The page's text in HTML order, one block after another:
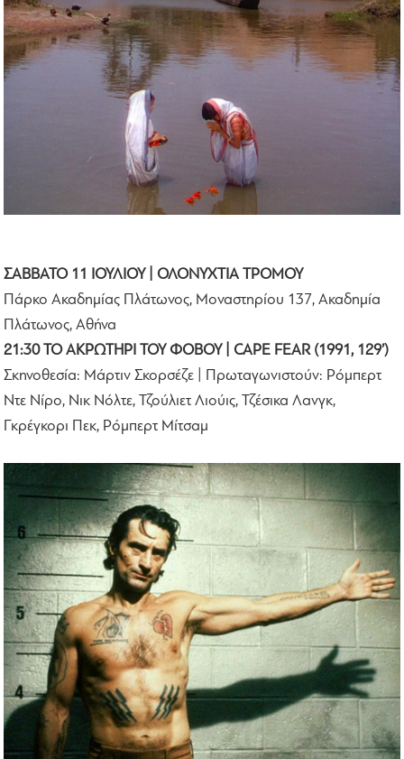
ΣΑΒΒΑΤΟ 11 ΙΟΥΛΙΟΥ | ΟΛΟΝΥΧΤΙΑ ΤΡΟΜΟΥ
Πάρκο Ακαδημίας Πλάτωνος, Μοναστηρίου 137, Ακαδημία
Πλάτωνος, Αθήνα
21:30 ΤΟ ΑΚΡΩΤΗΡΙ ΤΟΥ ΦΟΒΟΥ | CAPE FEAR (1991, 129’)
Σκηνοθεσία: Μάρτιν Σκορσέζε | Πρωταγωνιστούν: Ρόμπερτ
Ντε Νίρο, Νικ Νόλτε, Τζούλιετ Λιούις, Τζέσικα Λανγκ,
Γκρέγκορι Πεκ, Ρόμπερτ Μίτσαμ